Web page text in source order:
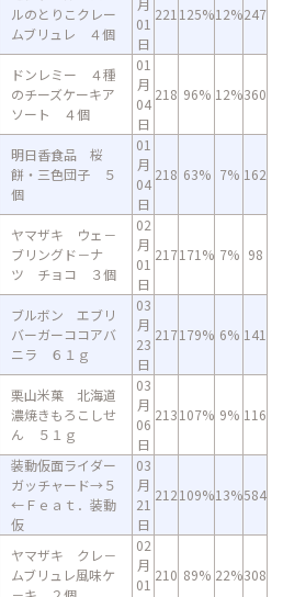
ルのとりこクレー
ムブリュレ ４個
月
01
日
221 125%12%247
ドンレミー ４種
のチーズケーキア
ソート ４個
01
月
04
日
218 96% 12%360
明日香食品 桜
餅・三色団子 ５
個
01
月
04
日
218 63% 7% 162
ヤマザキ ウェ－
ブリングド－ナ
ツ チョコ ３個
02
月
01
日
217171% 7% 98
ブルボン エブリ
バーガーココアバ
ニラ ６１ｇ
03
月
23
日
217179% 6% 141
栗山米菓 北海道
濃焼きもろこしせ
ん ５１ｇ
03
月
06
日
213107% 9% 116
装動仮面ライダー
ガッチャード→５
←Ｆｅａｔ．装動
仮
03
月
21
日
212109%13%584
ヤマザキ クレ－
ムブリュレ風味ケ
02
月
01
210 89% 22%308